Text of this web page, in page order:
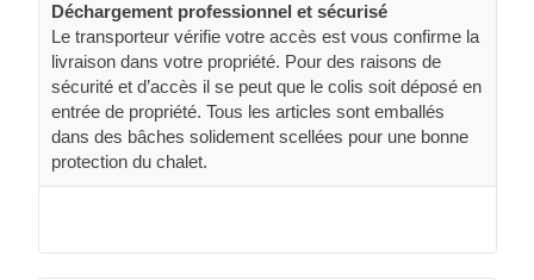
Déchargement professionnel et sécurisé
Le transporteur vérifie votre accès est vous confirme la
livraison dans votre propriété. Pour des raisons de
sécurité et d’accès il se peut que le colis soit déposé en
entrée de propriété. Tous les articles sont emballés
dans des bâches solidement scellées pour une bonne
protection du chalet.